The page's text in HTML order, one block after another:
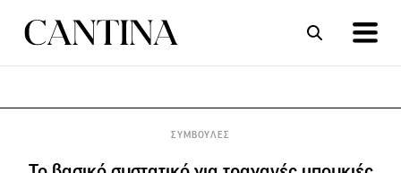
ΣΥΜΒΟΥΛΕΣ